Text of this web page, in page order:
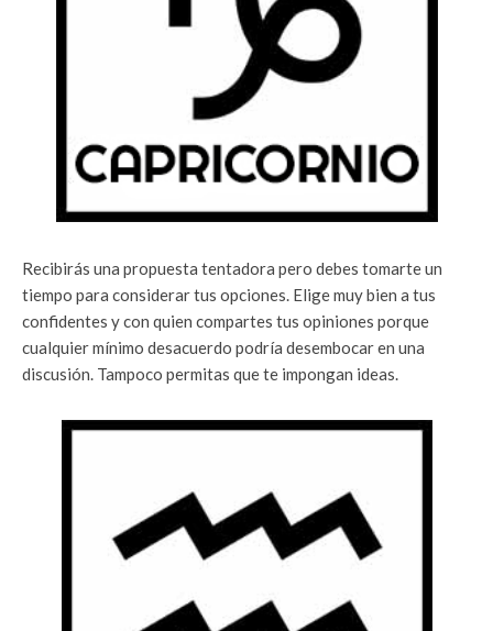
Recibirás una propuesta tentadora pero debes tomarte un
tiempo para considerar tus opciones. Elige muy bien a tus
confidentes y con quien compartes tus opiniones porque
cualquier mínimo desacuerdo podría desembocar en una
discusión. Tampoco permitas que te impongan ideas.